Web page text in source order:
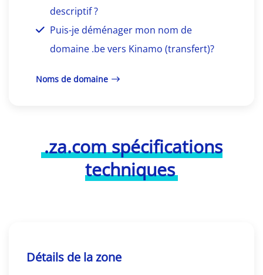
descriptif ?
Puis-je déménager mon nom de
domaine .be vers Kinamo (transfert)?
Noms de domaine
.za.com spécifications
techniques
Détails de la zone